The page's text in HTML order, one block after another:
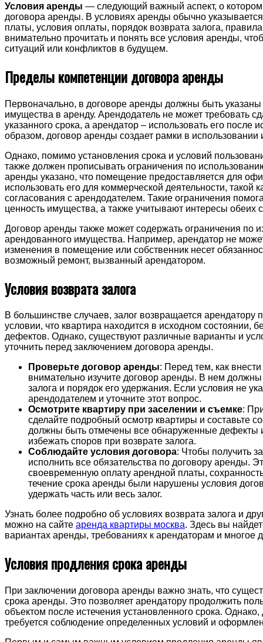
Условия аренды — следующий важный аспект, о
договора аренды. В условиях аренды обычно
платы, условия оплаты, порядок возврата залога,
внимательно прочитать и понять все условия аренды,
ситуаций или конфликтов в будущем.
Пределы компетенции договора аренды
Первоначально, в договоре аренды должны быть указаны
имущества в аренду. Арендодатель не может требовать
указанного срока, а арендатор – использовать его после
образом, договор аренды создает рамки в использовании
Однако, помимо установления срока и условий
также должен прописывать ограничения по
аренды указано, что помещение предоставляется для
использовать его для коммерческой деятельности, такой
согласования с арендодателем. Такие ограничения
ценность имущества, а также учитывают интересы обеих
Договор аренды также может содержать ограничения по
арендованного имущества. Например, арендатор не
изменения в помещение или собственник несет
возможный ремонт, вызванный арендатором.
Условия возврата залога
В большинстве случаев, залог возвращается арендатору
условии, что квартира находится в исходном состоянии,
дефектов. Однако, существуют различные варианты и
уточнить перед заключением договора аренды.
Проверьте договор аренды: Перед тем, как внести
внимательно изучите договор аренды. В нем
залога и порядок его удержания. Если условия не
арендодателем и уточните этот вопрос.
Осмотрите квартиру при заселении и съемке:
сделайте подробный осмотр квартиры и составьте
должны быть отмечены все обнаруженные дефекты
избежать споров при возврате залога.
Соблюдайте условия договора: Чтобы получить
исполнить все обязательства по договору аренды.
своевременную оплату арендной платы,
течение срока аренды были нарушены условия
удержать часть или весь залог.
Узнать более подробно об условиях возврата залога и
можно на сайте аренда квартиры москва. Здесь вы
вариантах аренды, требованиях к арендаторам и многое
Условия продления срока аренды
При заключении договора аренды важно знать, что
срока аренды. Это позволяет арендатору продолжить
объектом после истечения установленного срока.
требуется соблюдение определенных условий и